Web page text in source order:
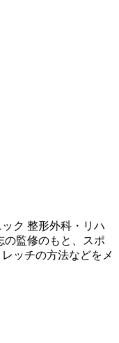
ク 整形外科・リハ
の監修のもと、スポ
ッチの方法などをメ